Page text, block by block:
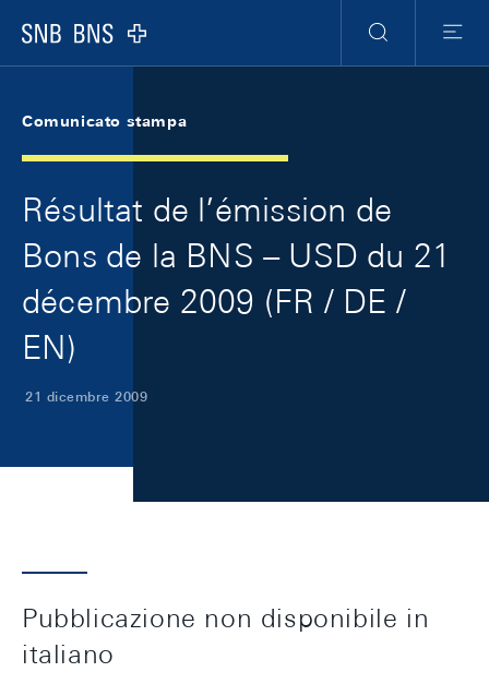
Logo
Ricerca
Menu
Comunicato stampa
Résultat de l’émission de
Bons de la BNS – USD du 21
décembre 2009 (FR / DE /
EN)
21 dicembre 2009
Pubblicazione non disponibile in
italiano